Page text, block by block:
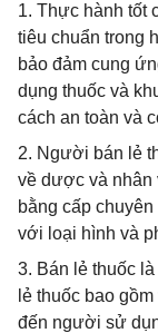
1. Thực hành tốt
tiêu chuẩn trong
bảo đảm cung
dụng thuốc và
cách an toàn và
2. Người bán lẻ
về dược và nhân
bằng cấp
với loại hình và
3. Bán lẻ thuốc
lẻ thuốc bao
đến người sử